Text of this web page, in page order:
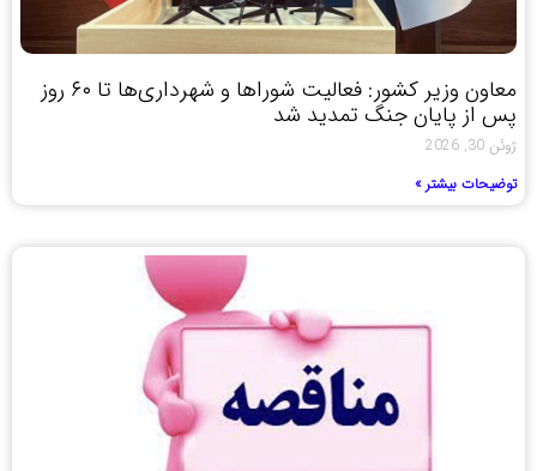
معاون وزیر کشور: فعالیت شوراها و شهرداری‌ها تا ۶۰ روز
پس از پایان جنگ تمدید شد
ژوئن 30, 2026
توضیحات بیشتر »